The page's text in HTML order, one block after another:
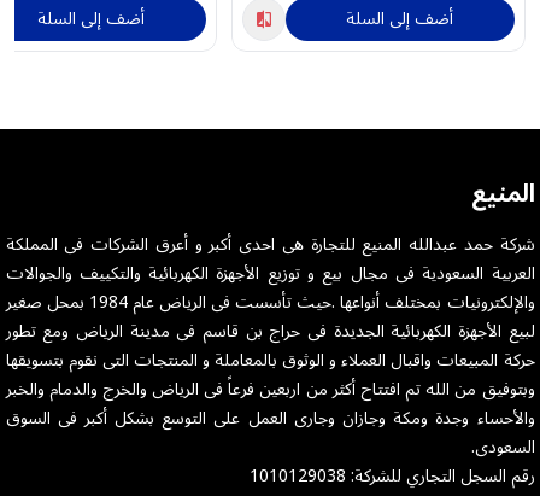
أضف إلى السلة أضف إلى السلة
المنيع
شركة حمد عبدالله المنيع للتجارة هى احدى أكبر و أعرق الشركات فى المملكة
العربية السعودية فى مجال بيع و توزيع الأجهزة الكهربائية والتكييف والجوالات
والإلكترونيات بمختلف أنواعها .حيث تأسست فى الرياض عام 1984 بمحل صغير
لبيع الأجهزة الكهربائية الجديدة فى حراج بن قاسم فى مدينة الرياض ومع تطور
حركة المبيعات واقبال العملاء و الوثوق بالمعاملة و المنتجات التى نقوم بتسويقها
وبتوفيق من الله تم افتتاح أكثر من اربعين فرعاً فى الرياض والخرج والدمام والخبر
والأحساء وجدة ومكة وجازان وجارى العمل على التوسع بشكل أكبر فى السوق
السعودى.
رقم السجل التجاري للشركة: 1010129038